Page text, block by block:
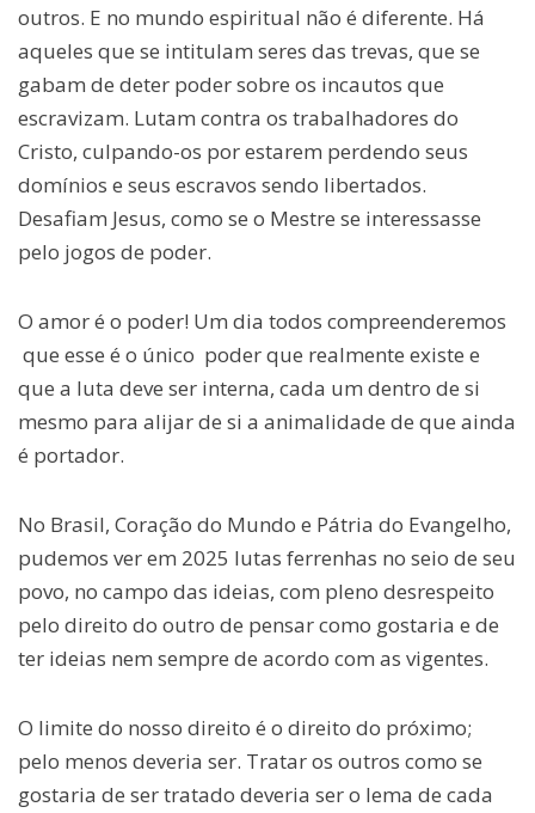
outros. E no mundo espiritual não é diferente. Há
aqueles que se intitulam seres das trevas, que se
gabam de deter poder sobre os incautos que
escravizam. Lutam contra os trabalhadores do
Cristo, culpando-os por estarem perdendo seus
domínios e seus escravos sendo libertados.
Desafiam Jesus, como se o Mestre se interessasse
pelo jogos de poder.
O amor é o poder! Um dia todos compreenderemos
que esse é o único poder que realmente existe e
que a luta deve ser interna, cada um dentro de si
mesmo para alijar de si a animalidade de que ainda
é portador.
No Brasil, Coração do Mundo e Pátria do Evangelho,
pudemos ver em 2025 lutas ferrenhas no seio de seu
povo, no campo das ideias, com pleno desrespeito
pelo direito do outro de pensar como gostaria e de
ter ideias nem sempre de acordo com as vigentes.
O limite do nosso direito é o direito do próximo;
pelo menos deveria ser. Tratar os outros como se
gostaria de ser tratado deveria ser o lema de cada